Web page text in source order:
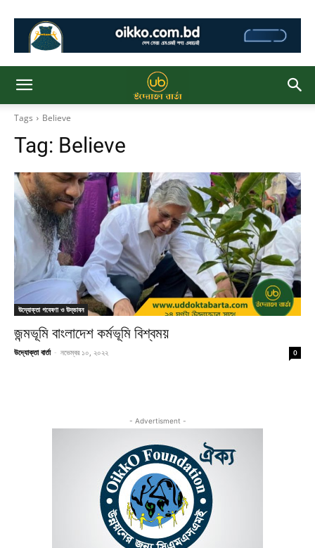
Tags Believe
Tag: Believe
উদ্যোক্তা গবেষণা ও উদ্ভাবন
জন্মভূমি বাংলাদেশ কর্মভূমি বিশ্বময়
উদ্যোক্তা বার্তা - নভেম্বর ১০, ২০২২ 0
- Advertisment -